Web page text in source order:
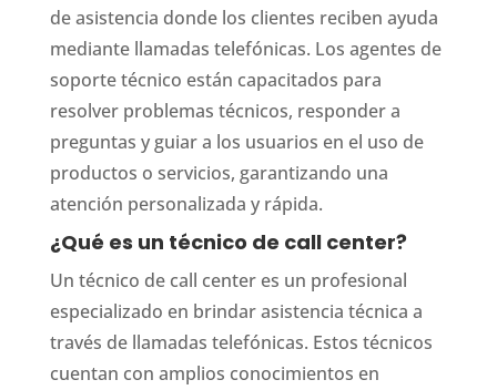
de asistencia donde los clientes reciben ayuda
mediante llamadas telefónicas. Los agentes de
soporte técnico están capacitados para
resolver problemas técnicos, responder a
preguntas y guiar a los usuarios en el uso de
productos o servicios, garantizando una
atención personalizada y rápida.
¿Qué es un técnico de call center?
Un técnico de call center es un profesional
especializado en brindar asistencia técnica a
través de llamadas telefónicas. Estos técnicos
cuentan con amplios conocimientos en